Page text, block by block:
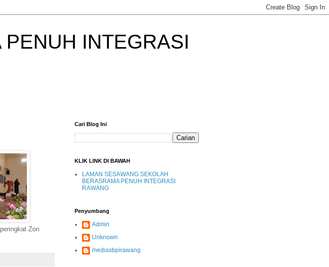
INTEGRASI
Zon
Cari Blog Ini
KLIK LINK DI BAWAH
LAMAN SESAWANG SEKOLAH
BERASRAMA PENUH INTEGRASI
RAWANG
Penyumbang
Admin
Unknown
mediasbpirawang